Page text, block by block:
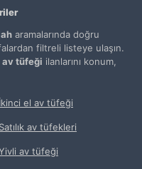
aramalarında doğru
filtreli listeye ulaşın.
av tüfeği ilanlarını konum,
İkinci el av tüfeği
Satılık av tüfekleri
av tüfeği